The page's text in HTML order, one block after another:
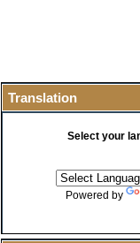
Translation
Select your
Powered by